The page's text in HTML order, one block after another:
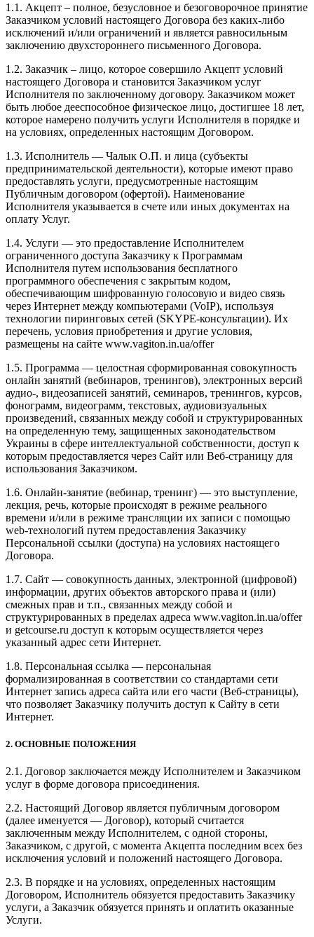
1.1. Акцепт – полное, безусловное и безоговорочное принятие
Заказчиком условий настоящего Договора без каких-либо
исключений и/или ограничений и является равносильным
заключению двухстороннего письменного Договора.
1.2. Заказчик – лицо, которое совершило Акцепт условий
настоящего Договора и становится Заказчиком услуг
Исполнителя по заключенному договору. Заказчиком может
быть любое дееспособное физическое лицо, достигшее 18 лет,
которое намерено получить услуги Исполнителя в порядке и
на условиях, определенных настоящим Договором.
1.3. Исполнитель — Чалык О.П. и лица (субъекты
предпринимательской деятельности), которые имеют право
предоставлять услуги, предусмотренные настоящим
Публичным договором (офертой). Наименование
Исполнителя указывается в счете или иных документах на
оплату Услуг.
1.4. Услуги — это предоставление Исполнителем
ограниченного доступа Заказчику к Программам
Исполнителя путем использования бесплатного
программного обеспечения с закрытым кодом,
обеспечивающим шифрованную голосовую и видео связь
через Интернет между компьютерами (VoIP), используя
технологии пиринговых сетей (SKYPE-консультации). Их
перечень, условия приобретения и другие условия,
размещены на сайте www.vagiton.in.ua/offer
1.5. Программа — целостная сформированная совокупность
онлайн занятий (вебинаров, тренингов), электронных версий
аудио-, видеозаписей занятий, семинаров, тренингов, курсов,
фонограмм, видеограмм, текстовых, аудиовизуальных
произведений, связанных между собой и структурированных
на определенную тему, защищенных законодательством
Украины в сфере интеллектуальной собственности, доступ к
которым предоставляется через Сайт или Веб-страницу для
использования Заказчиком.
1.6. Онлайн-занятие (вебинар, тренинг) — это выступление,
лекция, речь, которые происходят в режиме реального
времени и/или в режиме трансляции их записи с помощью
web-технологий путем предоставления Заказчику
Персональной ссылки (доступа) на условиях настоящего
Договора.
1.7. Сайт — совокупность данных, электронной (цифровой)
информации, других объектов авторского права и (или)
смежных прав и т.п., связанных между собой и
структурированных в пределах адреса www.vagiton.in.ua/offer
и getcourse.ru доступ к которым осуществляется через
указанный адрес сети Интернет.
1.8. Персональная ссылка — персональная
формализированная в соответствии со стандартами сети
Интернет запись адреса сайта или его части (Веб-страницы),
что позволяет Заказчику получить доступ к Сайту в сети
Интернет.
2. ОСНОВНЫЕ ПОЛОЖЕНИЯ
2.1. Договор заключается между Исполнителем и Заказчиком
услуг в форме договора присоединения.
2.2. Настоящий Договор является публичным договором
(далее именуется — Договор), который считается
заключенным между Исполнителем, с одной стороны,
Заказчиком, с другой, с момента Акцепта последним всех без
исключения условий и положений настоящего Договора.
2.3. В порядке и на условиях, определенных настоящим
Договором, Исполнитель обязуется предоставить Заказчику
услуги, а Заказчик обязуется принять и оплатить оказанные
Услуги.